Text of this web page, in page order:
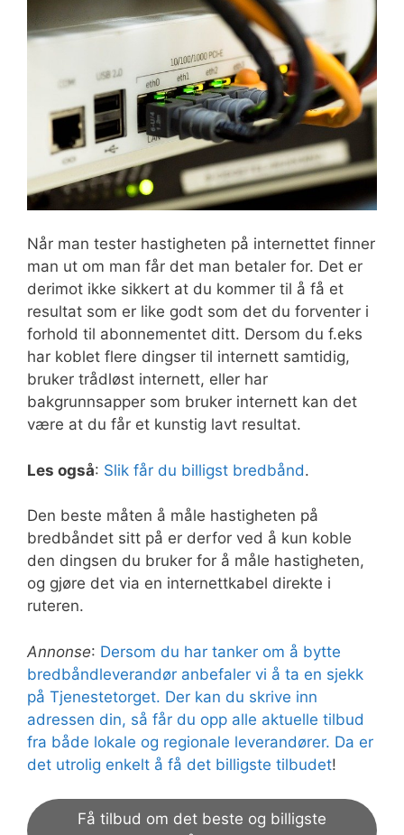
Når man tester hastigheten på internettet finner
man ut om man får det man betaler for. Det er
derimot ikke sikkert at du kommer til å få et
resultat som er like godt som det du forventer i
forhold til abonnementet ditt. Dersom du f.eks
har koblet flere dingser til internett samtidig,
bruker trådløst internett, eller har
bakgrunnsapper som bruker internett kan det
være at du får et kunstig lavt resultat.
Les også: Slik får du billigst bredbånd.
Den beste måten å måle hastigheten på
bredbåndet sitt på er derfor ved å kun koble
den dingsen du bruker for å måle hastigheten,
og gjøre det via en internettkabel direkte i
ruteren.
Annonse: Dersom du har tanker om å bytte
bredbåndleverandør anbefaler vi å ta en sjekk
på Tjenestetorget. Der kan du skrive inn
adressen din, så får du opp alle aktuelle tilbud
fra både lokale og regionale leverandører. Da er
det utrolig enkelt å få det billigste tilbudet!
Få tilbud om det beste og billigste